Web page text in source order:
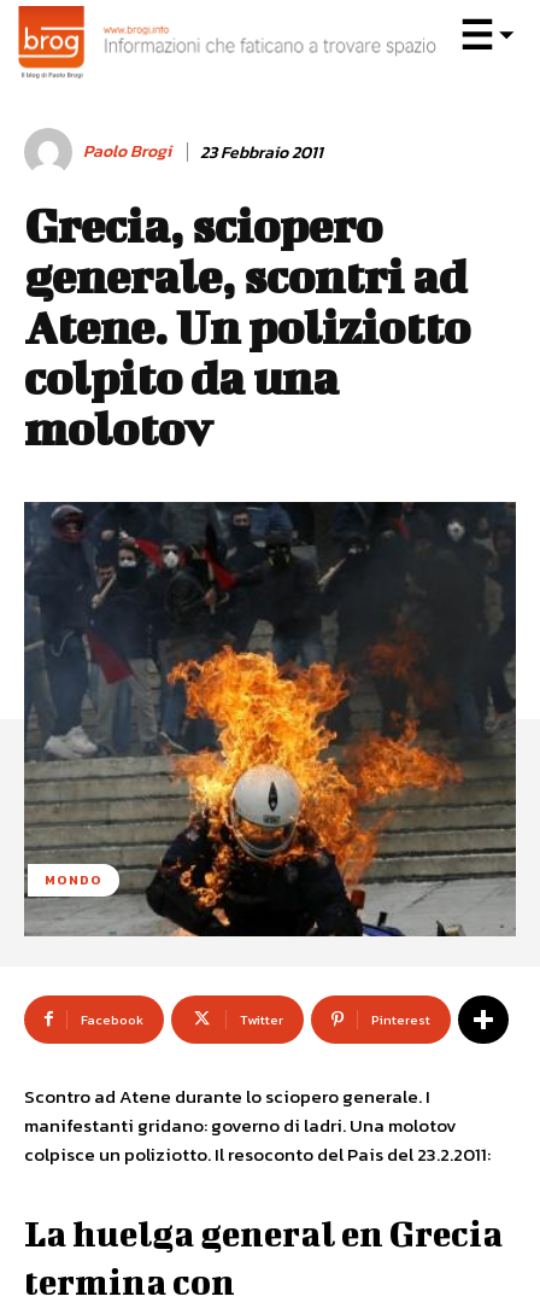
Paolo Brogi 23 Febbraio 2011
Grecia, sciopero
generale, scontri ad
Atene. Un poliziotto
colpito da una
molotov
MONDO
Facebook Twitter Pinterest
Scontro ad Atene durante lo sciopero generale. I
manifestanti gridano: governo di ladri. Una molotov
colpisce un poliziotto. Il resoconto del Pais del 23.2.2011:
La huelga general en Grecia
termina con